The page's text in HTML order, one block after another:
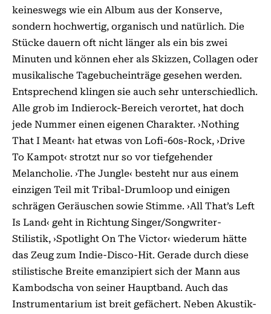
keineswegs wie ein Album aus der Konserve,
sondern hochwertig, organisch und natürlich. Die
Stücke dauern oft nicht länger als ein bis zwei
Minuten und können eher als Skizzen, Collagen oder
musikalische Tagebucheinträge gesehen werden.
Entsprechend klingen sie auch sehr unterschiedlich.
Alle grob im Indierock-Bereich verortet, hat doch
jede Nummer einen eigenen Charakter. ›Nothing
That I Meant‹ hat etwas von Lofi-60s-Rock, ›Drive
To Kampot‹ strotzt nur so vor tiefgehender
Melancholie. ›The Jungle‹ besteht nur aus einem
einzigen Teil mit Tribal-Drumloop und einigen
schrägen Geräuschen sowie Stimme. ›All That’s Left
Is Land‹ geht in Richtung Singer/Songwriter-
Stilistik, ›Spotlight On The Victor‹ wiederum hätte
das Zeug zum Indie-Disco-Hit. Gerade durch diese
stilistische Breite emanzipiert sich der Mann aus
Kambodscha von seiner Hauptband. Auch das
Instrumentarium ist breit gefächert. Neben Akustik-